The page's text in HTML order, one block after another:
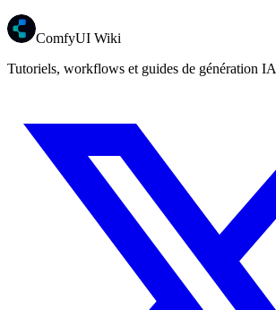
ComfyUI Wiki
Tutoriels, workflows et guides de génération IA